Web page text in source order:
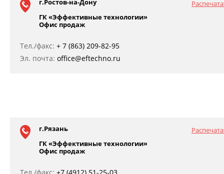
г.Ростов-на-Дону
ГК «Эффективные технологии»
Офис продаж
Тел./факс: + 7 (863) 209-82-95
Эл. почта: office@eftechno.ru
г.Рязань
ГК «Эффективные технологии»
Офис продаж